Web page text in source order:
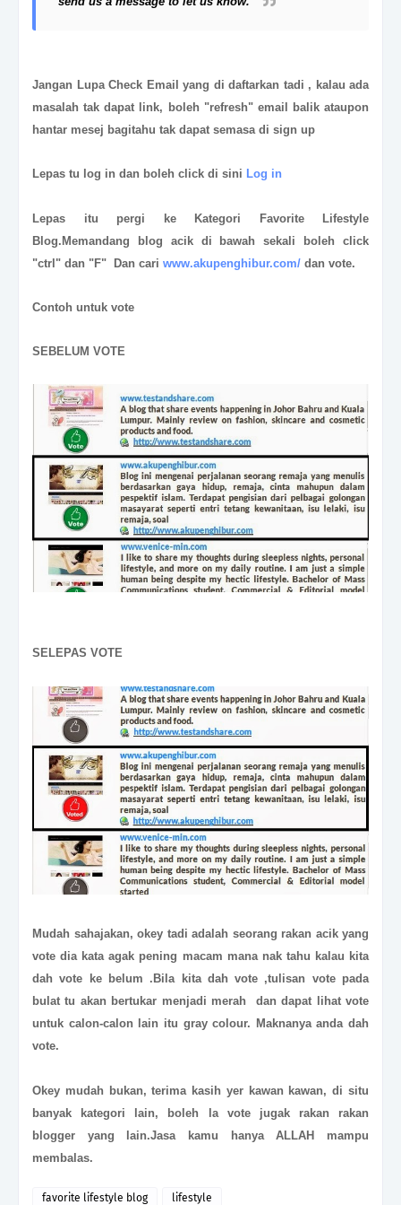
Jangan Lupa Check Email yang di daftarkan tadi , kalau ada
masalah tak dapat link, boleh "refresh" email balik ataupon
hantar mesej bagitahu tak dapat semasa di sign up
Lepas tu log in dan boleh click di sini Log in
Lepas itu pergi ke Kategori Favorite Lifestyle
Blog.Memandang blog acik di bawah sekali boleh click
"ctrl" dan "F" Dan cari www.akupenghibur.com/ dan vote.
Contoh untuk vote
SEBELUM VOTE
SELEPAS VOTE
Mudah sahajakan, okey tadi adalah seorang rakan acik yang
vote dia kata agak pening macam mana nak tahu kalau kita
dah vote ke belum .Bila kita dah vote ,tulisan vote pada
bulat tu akan bertukar menjadi merah dan dapat lihat vote
untuk calon-calon lain itu gray colour. Maknanya anda dah
vote.
Okey mudah bukan, terima kasih yer kawan kawan, di situ
banyak kategori lain, boleh la vote jugak rakan rakan
blogger yang lain.Jasa kamu hanya ALLAH mampu
membalas.
favorite lifestyle blog lifestyle